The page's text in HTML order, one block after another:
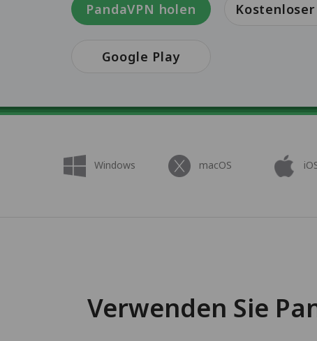
PandaVPN holen
Google Play
Windows macOS
Verwenden Sie